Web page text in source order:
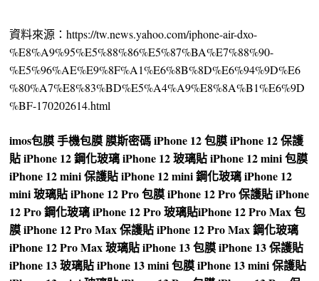
資料來源：https://tw.news.yahoo.com/iphone-air-dxo-
%E8%A9%95%E5%88%86%E5%87%BA%E7%88%90-
%E5%96%AE%E9%8F%A1%E6%8B%8D%E6%94%9D%E6
%80%A7%E8%83%BD%E5%A4%A9%E8%8A%B1%E6%9D
%BF-170202614.html
imos包膜手機包膜膜斯密碼iPhone 12 包膜iPhone 12 保護
貼iPhone 12 鋼化玻璃iPhone 12 玻璃貼iPhone 12 mini 包膜
iPhone 12 mini 保護貼iPhone 12 mini 鋼化玻璃iPhone 12
mini 玻璃貼iPhone 12 Pro 包膜iPhone 12 Pro 保護貼iPhone
12 Pro 鋼化玻璃iPhone 12 Pro 玻璃貼iPhone 12 Pro Max 包
膜iPhone 12 Pro Max 保護貼iPhone 12 Pro Max 鋼化玻璃
iPhone 12 Pro Max 玻璃貼iPhone 13 包膜iPhone 13 保護貼
iPhone 13 玻璃貼iPhone 13 mini 包膜iPhone 13 mini 保護貼